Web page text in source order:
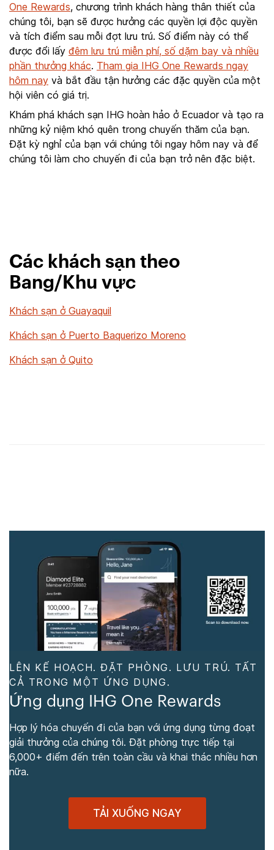
One Rewards, chương trình khách hàng thân thiết của
chúng tôi, bạn sẽ được hưởng các quyền lợi độc quyền
và tích điểm sau mỗi đợt lưu trú. Số điểm này có thể
được đổi lấy đêm lưu trú miễn phí, số dặm bay và nhiều
phần thưởng khác. Tham gia IHG One Rewards ngay
hôm nay và bắt đầu tận hưởng các đặc quyền của một
hội viên có giá trị.
Khám phá khách sạn IHG hoàn hảo ở Ecuador và tạo ra
những kỷ niệm khó quên trong chuyến thăm của bạn.
Đặt kỳ nghỉ của bạn với chúng tôi ngay hôm nay và để
chúng tôi làm cho chuyến đi của bạn trở nên đặc biệt.
Các khách sạn theo
Bang/Khu vực
Khách sạn ở Guayaquil
Khách sạn ở Puerto Baquerizo Moreno
Khách sạn ở Quito
LÊN KẾ HOẠCH. ĐẶT PHÒNG. LƯU TRÚ. TẤT
CẢ TRONG MỘT ỨNG DỤNG.
Ứng dụng IHG One Rewards
Hợp lý hóa chuyến đi của bạn với ứng dụng từng đoạt
giải thưởng của chúng tôi. Đặt phòng trực tiếp tại
6,000+ điểm đến trên toàn cầu và khai thác nhiều hơn
nữa.
TẢI XUỐNG NGAY